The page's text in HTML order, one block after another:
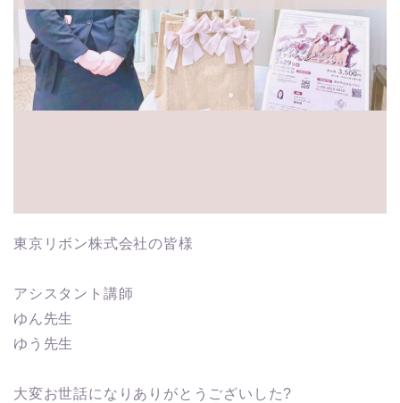
東京リボン株式会社の皆様
アシスタント講師
ゆん先生
ゆう先生
大変お世話になりありがとうございした?